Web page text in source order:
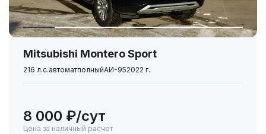
Mitsubishi Montero Sport
216 л.с.автоматполныйАИ-952022 г.
8 000 ₽/сут
Цена за наличный расчет